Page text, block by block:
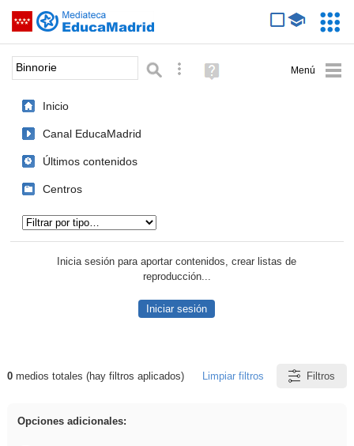
Saltar navegación
Palabra o frase: Búsqueda avanzada
Ayuda
(en
Inicio
Canal EducaMadrid
Últimos contenidos
Centros
Inicia sesión para aportar contenidos, crear listas de
reproducción...
Iniciar sesión
Resultados de: Binnorie
0medios totales (hay filtros aplicados) Limpiar filtros Filtros
Opciones adicionales: